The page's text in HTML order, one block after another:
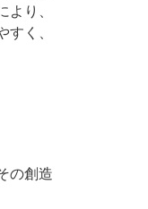
り、
く、
の創造